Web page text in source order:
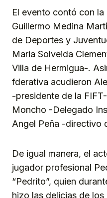
El evento contó con
Guillermo Medina
de Deportes y
Maria Solveida
Villa de Hermigua-.
fderativa acudieron
-presidente de la
Moncho -Delegado
Angel Peña -directivo
De igual manera, el
jugador profesional
“Pedrito”, quien
hizo las delicias de